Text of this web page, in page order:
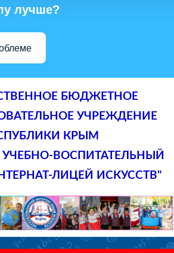
лучше?
БЮДЖЕТНОЕ
УЧРЕЖДЕНИЕ
КРЫМ
ВОСПИТАТЕЛЬНЫЙ
ЛИЦЕЙ ИСКУССТВ"